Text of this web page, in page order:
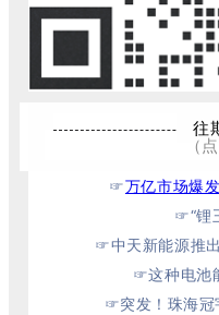
往
（
☞万亿市场爆
☞“锂
☞中天新能源推
☞这种电池
☞突发！珠海冠